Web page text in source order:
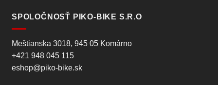
SPOLOČNOSŤ PIKO-BIKE S.R.O
Meštianska 3018, 945 05 Komárno
+421 948 045 115
eshop@piko-bike.sk